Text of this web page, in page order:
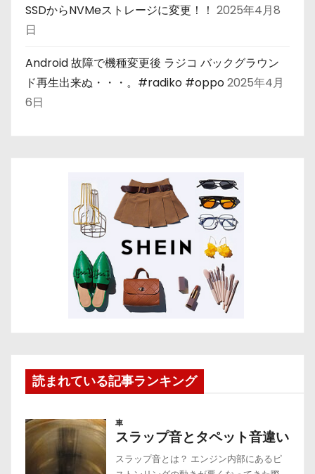
SSDからNVMeストレージに変更！！ 2025年4月8
日
Android 故障で機種変更後 ラジコ バックグラウン
ド再生出来ぬ・・・。#radiko #oppo2025年4月
6日
読まれている記事ランキング